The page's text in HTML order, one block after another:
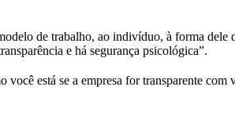
de trabalho, ao indivíduo, à forma
e há segurança psicológica”.
você está se a empresa for transparente